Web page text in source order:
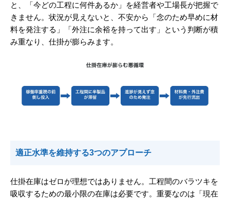
と、「今どの工程に何件あるか」を経営者や工場長が把握で
きません。状況が見えないと、不安から「念のため早めに材
料を発注する」「外注に余裕を持って出す」という判断が積
み重なり、仕掛が膨らみます。
適正水準を維持する3つのアプローチ
仕掛在庫はゼロが理想ではありません。工程間のバラツキを
吸収するための最小限の在庫は必要です。重要なのは「現在